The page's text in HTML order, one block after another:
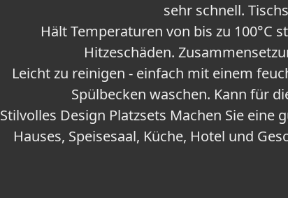
sehr schnell.
Hält Temperaturen von bis zu 100°C
Hitzeschäden.
Leicht zu reinigen - einfach mit einem
Spülbecken waschen. Kann für
Stilvolles Design Platzsets Machen Sie
Hauses, Speisesaal, Küche, Hotel und